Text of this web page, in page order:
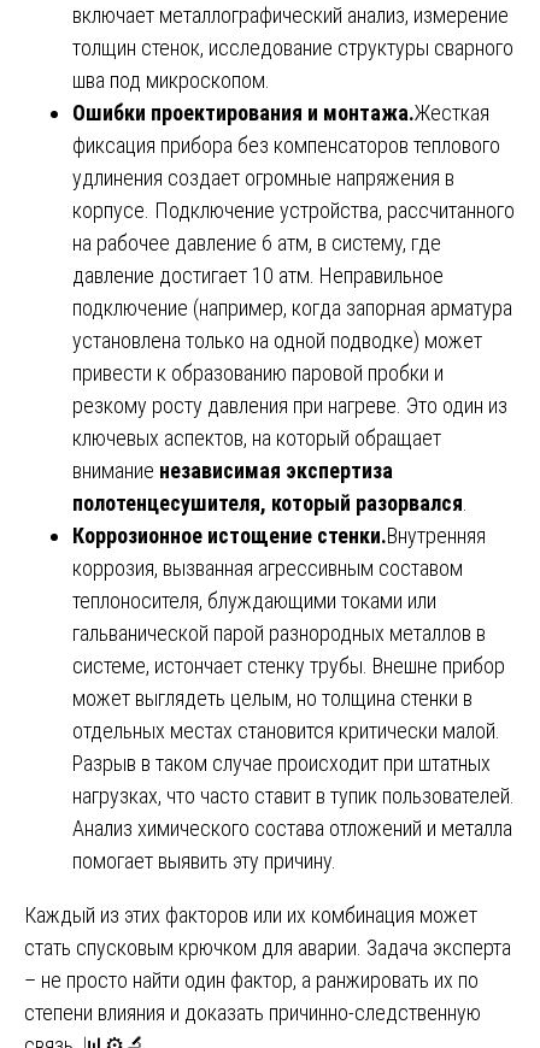
включает металлографический анализ, измерение
толщин стенок, исследование структуры сварного
шва под микроскопом.
Ошибки проектирования и монтажа.Жесткая
фиксация прибора без компенсаторов теплового
удлинения создает огромные напряжения в
корпусе. Подключение устройства, рассчитанного
на рабочее давление 6 атм, в систему, где
давление достигает 10 атм. Неправильное
подключение (например, когда запорная арматура
установлена только на одной подводке) может
привести к образованию паровой пробки и
резкому росту давления при нагреве. Это один из
ключевых аспектов, на который обращает
внимание независимая экспертиза
полотенцесушителя, который разорвался
Коррозионное истощение стенки.Внутренняя
коррозия, вызванная агрессивным составом
теплоносителя, блуждающими токами или
гальванической парой разнородных металлов в
системе, истончает стенку трубы. Внешне прибор
может выглядеть целым, но толщина стенки в
отдельных местах становится критически малой.
Разрыв в таком случае происходит при штатных
нагрузках, что часто ставит в тупик пользователей.
Анализ химического состава отложений и металла
помогает выявить эту причину.
Каждый из этих факторов или их комбинация может
стать спусковым крючком для аварии. Задача эксперта
– не просто найти один фактор, а ранжировать их по
степени влияния и доказать причинно-следственную